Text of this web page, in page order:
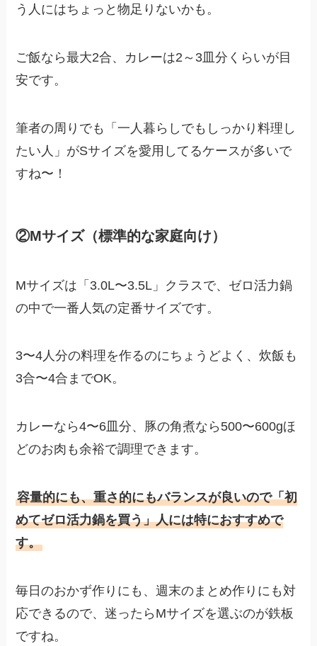
う人にはちょっと物足りないかも。
ご飯なら最大2合、カレーは2～3皿分くらいが目
安です。
筆者の周りでも「一人暮らしでもしっかり料理し
たい人」がSサイズを愛用してるケースが多いで
すね〜！
②Mサイズ（標準的な家庭向け）
Mサイズは「3.0L〜3.5L」クラスで、ゼロ活力鍋
の中で一番人気の定番サイズです。
3〜4人分の料理を作るのにちょうどよく、炊飯も
3合〜4合までOK。
カレーなら4〜6皿分、豚の角煮なら500〜600gほ
どのお肉も余裕で調理できます。
容量的にも、重さ的にもバランスが良いので「初
めてゼロ活力鍋を買う」人には特におすすめで
す。
毎日のおかず作りにも、週末のまとめ作りにも対
応できるので、迷ったらMサイズを選ぶのが鉄板
ですね。